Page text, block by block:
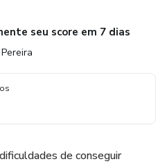
seu score em 7 dias
de conseguir